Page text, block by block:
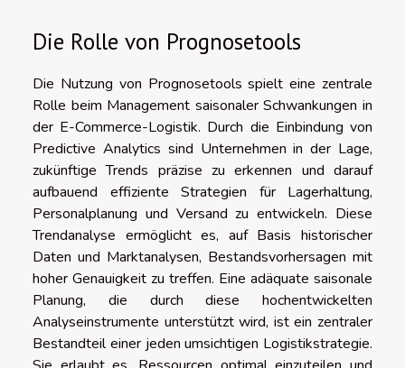
Die Rolle von Prognosetools
Die Nutzung von Prognosetools spielt eine zentrale
Rolle beim Management saisonaler Schwankungen in
der E-Commerce-Logistik. Durch die Einbindung von
Predictive Analytics sind Unternehmen in der Lage,
zukünftige Trends präzise zu erkennen und darauf
aufbauend effiziente Strategien für Lagerhaltung,
Personalplanung und Versand zu entwickeln. Diese
Trendanalyse ermöglicht es, auf Basis historischer
Daten und Marktanalysen, Bestandsvorhersagen mit
hoher Genauigkeit zu treffen. Eine adäquate saisonale
Planung, die durch diese hochentwickelten
Analyseinstrumente unterstützt wird, ist ein zentraler
Bestandteil einer jeden umsichtigen Logistikstrategie.